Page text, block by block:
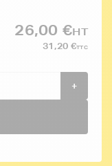
26,00 €HT
31,20 €TTC
+